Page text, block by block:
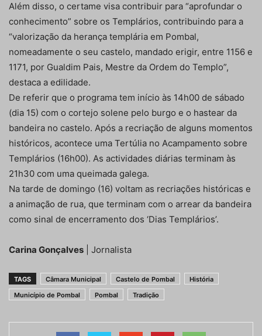
Além disso, o certame visa contribuir para “aprofundar o
conhecimento” sobre os Templários, contribuindo para a
“valorização da herança templária em Pombal,
nomeadamente o seu castelo, mandado erigir, entre 1156 e
1171, por Gualdim Pais, Mestre da Ordem do Templo”,
destaca a edilidade.
De referir que o programa tem início às 14h00 de sábado
(dia 15) com o cortejo solene pelo burgo e o hastear da
bandeira no castelo. Após a recriação de alguns momentos
históricos, acontece uma Tertúlia no Acampamento sobre
Templários (16h00). As actividades diárias terminam às
21h30 com uma queimada galega.
Na tarde de domingo (16) voltam as recriações históricas e
a animação de rua, que terminam com o arrear da bandeira
como sinal de encerramento dos ‘Dias Templários’.
Carina Gonçalves | Jornalista
TAGS Câmara Municipal Castelo de Pombal
História
Município de Pombal
Pombal Tradição